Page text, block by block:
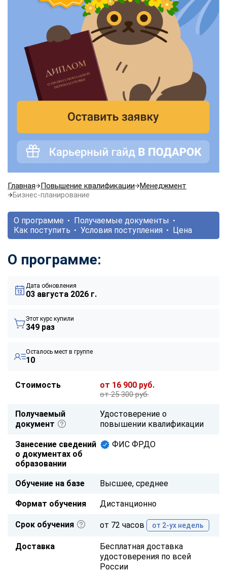
Главная Повышение квалификации
Менеджмент
Бизнес-планирование
О программе
Получаемые документы
Как поступить
Условия поступления Цена
О программе:
Дата обновления
03 августа 2026 г.
Этот курс купили
349 раз
Осталось мест в группе
10
Стоимость от 16 900 руб.
от 25 300 руб.
Получаемый
документ
Удостоверение о
повышении квалификации
Занесение сведений
о документах об
образовании
ФИС ФРДО
Обучение на базе Высшее, среднее
Формат обучения Дистанционно
Срок обучения от 72 часов от 2-ух недель
Доставка
Бесплатная доставка
удостоверения по всей
России